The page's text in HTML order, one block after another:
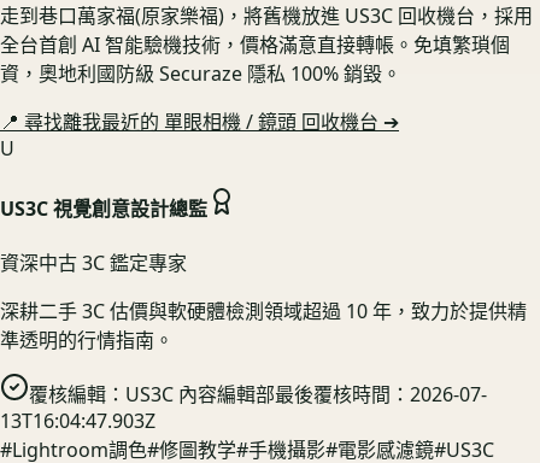
走到巷口萬家福(原家樂福)，將舊機放進 US3C 回收機台，採用
全台首創 AI 智能驗機技術，價格滿意直接轉帳。免填繁瑣個
資，奧地利國防級 Securaze 隱私 100% 銷毀。
📍 尋找離我最近的 單眼相機 / 鏡頭 回收機台 ➔
U
US3C 視覺創意設計總監
資深中古 3C 鑑定專家
深耕二手 3C 估價與軟硬體檢測領域超過 10 年，致力於提供精
準透明的行情指南。
覆核編輯： US3C 內容編輯部最後覆核時間： 2026-07-
13T16:04:47.903Z
#Lightroom調色#修圖教学#手機攝影#電影感濾鏡#US3C